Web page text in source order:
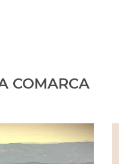
COMARCA